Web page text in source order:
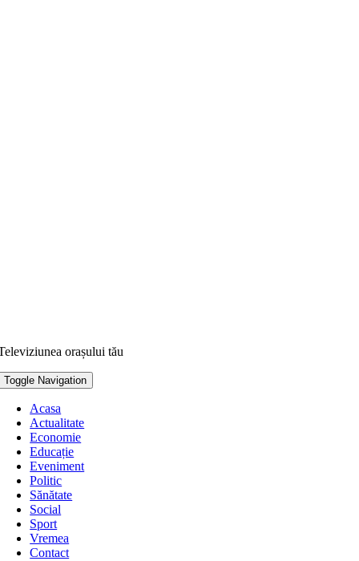
orașului tău
Toggle Navigation
Acasa
Actualitate
Economie
Educație
Eveniment
Politic
Sănătate
Social
Sport
Vremea
Contact